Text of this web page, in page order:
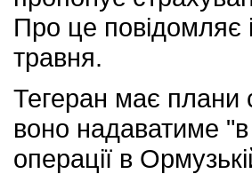
Про це повідомляє
травня.
Тегеран має плани
воно надаватиме
операції в